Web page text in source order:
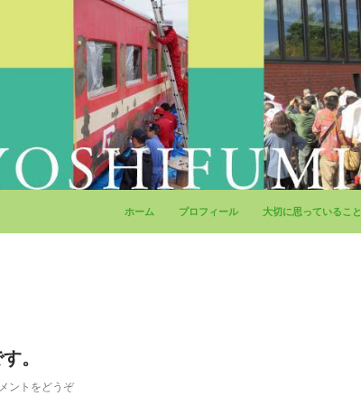
ホーム
プロフィール 大切に思っていること
。
ントをどうぞ